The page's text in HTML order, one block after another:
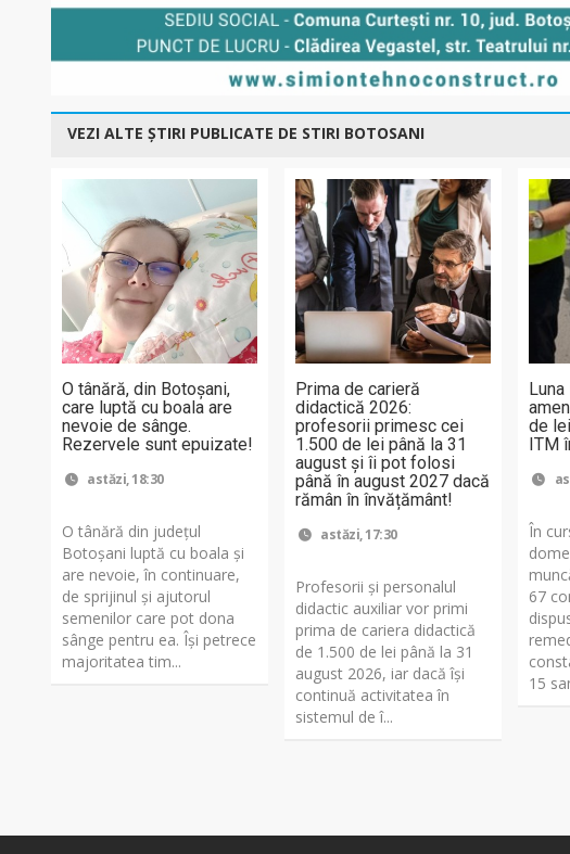
VEZI ALTE ȘTIRI PUBLICATE DE STIRI BOTOSANI
O tânără, din Botoșani,
care luptă cu boala are
nevoie de sânge.
Rezervele sunt epuizate!
astăzi, 18:30
O tânără din județul
Botoșani luptă cu boala și
are nevoie, în continuare,
de sprijinul și ajutorul
semenilor care pot dona
sânge pentru ea. Își petrece
majoritatea tim...
Prima de carieră
didactică 2026:
profesorii primesc cei
1.500 de lei până la 31
august și îi pot folosi
până în august 2027 dacă
rămân în învățământ!
astăzi, 17:30
Profesorii și personalul
didactic auxiliar vor primi
prima de cariera didactică
de 1.500 de lei până la 31
august 2026, iar dacă își
continuă activitatea în
sistemul de î...
de
ITM
În
67
15